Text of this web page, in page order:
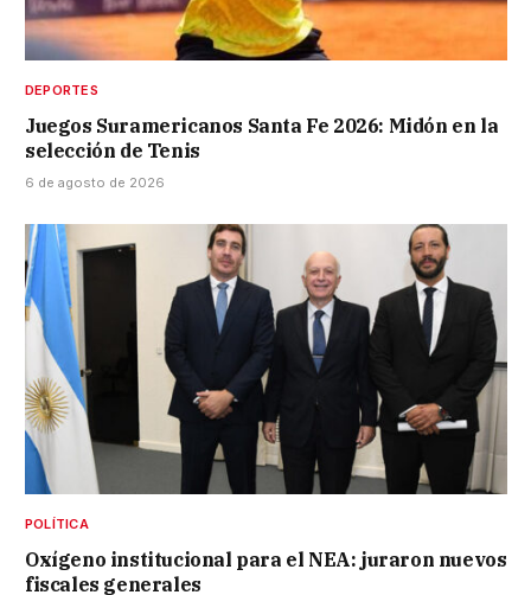
DEPORTES
Juegos Suramericanos Santa Fe 2026: Midón en la
selección de Tenis
6 de agosto de 2026
POLÍTICA
Oxígeno institucional para el NEA: juraron nuevos
fiscales generales